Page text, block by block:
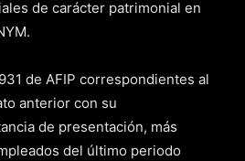
de carácter patrimonial en
de AFIP correspondientes al
anterior con su
de presentación, más
del último periodo